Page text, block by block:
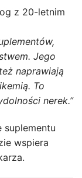
z 20-letnim
Jego
naprawiają
To
nerek.”
suplementu
wspiera